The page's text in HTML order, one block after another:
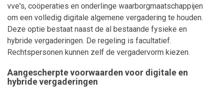
vve's, coöperaties en onderlinge waarborgmaatschappijen
om een volledig digitale algemene vergadering te houden.
Deze optie bestaat naast de al bestaande fysieke en
hybride vergaderingen. De regeling is facultatief.
Rechtspersonen kunnen zelf de vergadervorm kiezen.
Aangescherpte voorwaarden voor digitale en
hybride vergaderingen